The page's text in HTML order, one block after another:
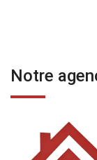
Notre